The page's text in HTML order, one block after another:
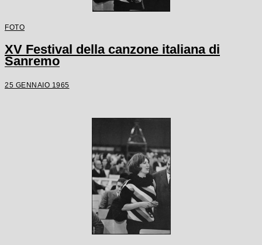
FOTO
XV Festival della canzone italiana di
Sanremo
25 GENNAIO 1965